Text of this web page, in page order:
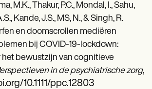
M.K., Thakur, P.C., Mondal, I., Sahu,
Kande, J.S., MS, N., & Singh, R.
en doomscrollen mediëren
bij COVID-19-lockdown:
het bewustzijn van cognitieve
in de psychiatrische zorg,
10.1111/ppc.12803